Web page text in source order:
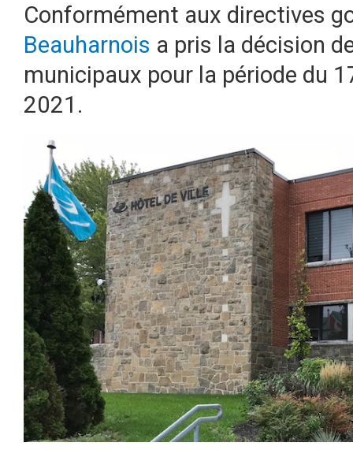
Conformément aux directives
Beauharnois a pris la décision
municipaux pour la période du
2021.